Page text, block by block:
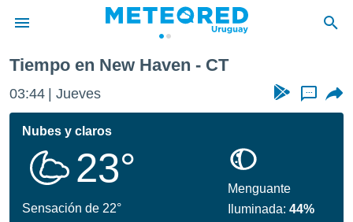
de
ha
calidad.
a este
Tiempo en New Haven - CT
03:44 Jueves ...
Nubes y claros
23°
Sensación de 22°
Menguante
Iluminada:44%